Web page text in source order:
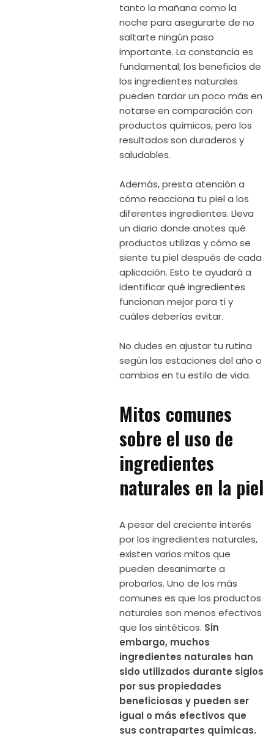
tanto la mañana como la
noche para asegurarte de no
saltarte ningún paso
importante. La constancia es
fundamental; los beneficios de
los ingredientes naturales
pueden tardar un poco más en
notarse en comparación con
productos químicos, pero los
resultados son duraderos y
saludables.
Además, presta atención a
cómo reacciona tu piel a los
diferentes ingredientes. Lleva
un diario donde anotes qué
productos utilizas y cómo se
siente tu piel después de cada
aplicación. Esto te ayudará a
identificar qué ingredientes
funcionan mejor para ti y
cuáles deberías evitar.
No dudes en ajustar tu rutina
según las estaciones del año o
cambios en tu estilo de vida.
Mitos comunes
sobre el uso de
ingredientes
naturales en la piel
A pesar del creciente interés
por los ingredientes naturales,
existen varios mitos que
pueden desanimarte a
probarlos. Uno de los más
comunes es que los productos
naturales son menos efectivos
que los sintéticos. Sin
embargo, muchos
ingredientes naturales han
sido utilizados durante siglos
por sus propiedades
beneficiosas y pueden ser
igual o más efectivos que
sus contrapartes químicas.